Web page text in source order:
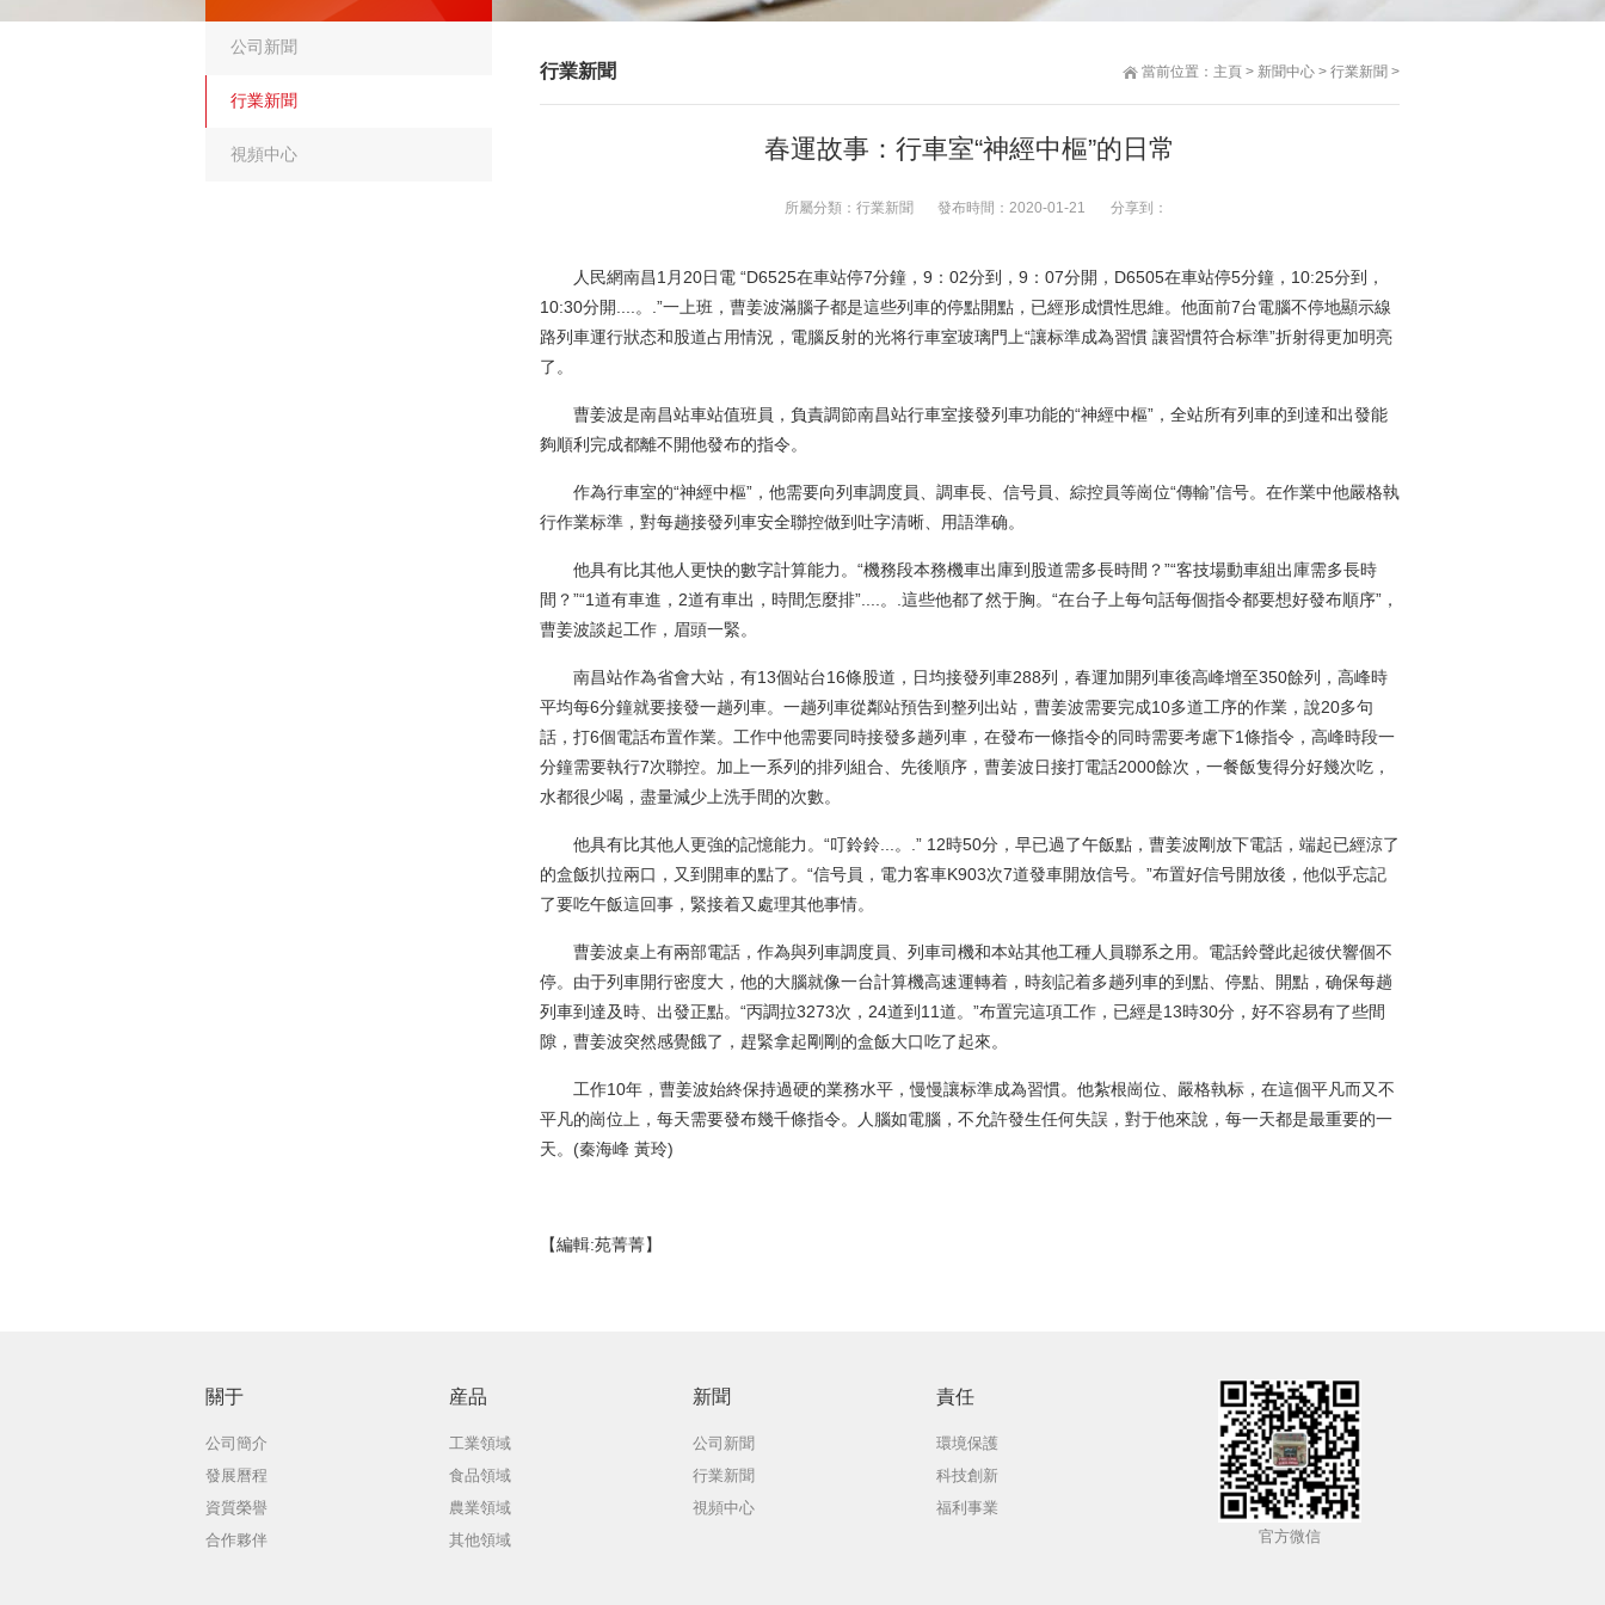
當前位置： 主頁 > 新聞中心 > 行業新聞 >
行業新聞
春運故事：行車室“神經中樞”的日常
所屬分類： 行業新聞 發布時間： 2020-01-21 分享到：
人民網南昌1月20日電 “D6525在車站停7分鐘，9：02分到，9：07分開，D6505在車站停5分鐘，10:25分到，
10:30分開....。.”一上班，曹姜波滿腦子都是這些列車的停點開點，已經形成慣性思維。他面前7台電腦不停地顯示線
路列車運行狀态和股道占用情況，電腦反射的光将行車室玻璃門上“讓标準成為習慣 讓習慣符合标準”折射得更加明亮
了。
曹姜波是南昌站車站值班員，負責調節南昌站行車室接發列車功能的“神經中樞”，全站所有列車的到達和出發能
夠順利完成都離不開他發布的指令。
作為行車室的“神經中樞”，他需要向列車調度員、調車長、信号員、綜控員等崗位“傳輸”信号。在作業中他嚴格執
行作業标準，對每趟接發列車安全聯控做到吐字清晰、用語準确。
他具有比其他人更快的數字計算能力。“機務段本務機車出庫到股道需多長時間？”“客技場動車組出庫需多長時
間？”“1道有車進，2道有車出，時間怎麼排”....。.這些他都了然于胸。“在台子上每句話每個指令都要想好發布順序”，
曹姜波談起工作，眉頭一緊。
南昌站作為省會大站，有13個站台16條股道，日均接發列車288列，春運加開列車後高峰增至350餘列，高峰時
平均每6分鐘就要接發一趟列車。一趟列車從鄰站預告到整列出站，曹姜波需要完成10多道工序的作業，說20多句
話，打6個電話布置作業。工作中他需要同時接發多趟列車，在發布一條指令的同時需要考慮下1條指令，高峰時段一
分鐘需要執行7次聯控。加上一系列的排列組合、先後順序，曹姜波日接打電話2000餘次，一餐飯隻得分好幾次吃，
水都很少喝，盡量減少上洗手間的次數。
他具有比其他人更強的記憶能力。“叮鈴鈴...。.” 12時50分，早已過了午飯點，曹姜波剛放下電話，端起已經涼了
的盒飯扒拉兩口，又到開車的點了。“信号員，電力客車K903次7道發車開放信号。”布置好信号開放後，他似乎忘記
了要吃午飯這回事，緊接着又處理其他事情。
曹姜波桌上有兩部電話，作為與列車調度員、列車司機和本站其他工種人員聯系之用。電話鈴聲此起彼伏響個不
停。由于列車開行密度大，他的大腦就像一台計算機高速運轉着，時刻記着多趟列車的到點、停點、開點，确保每趟
列車到達及時、出發正點。“丙調拉3273次，24道到11道。”布置完這項工作，已經是13時30分，好不容易有了些間
隙，曹姜波突然感覺餓了，趕緊拿起剛剛的盒飯大口吃了起來。
工作10年，曹姜波始終保持過硬的業務水平，慢慢讓标準成為習慣。他紮根崗位、嚴格執标，在這個平凡而又不
平凡的崗位上，每天需要發布幾千條指令。人腦如電腦，不允許發生任何失誤，對于他來說，每一天都是最重要的一
天。(秦海峰 黃玲)
【編輯:苑菁菁】
公司新聞
行業新聞
視頻中心
關于
公司簡介
發展曆程
資質榮譽
合作夥伴
産品
工業領域
食品領域
農業領域
其他領域
新聞
公司新聞
行業新聞
視頻中心
責任
環境保護
科技創新
福利事業
官方微信